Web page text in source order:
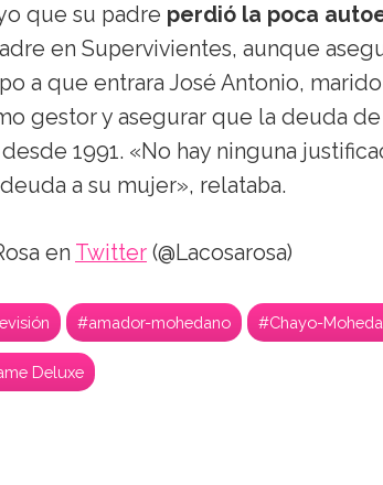
que su padre perdió la poca
en Supervivientes, aunque
a que entrara José Antonio,
gestor y asegurar que la deuda
1991. «No hay ninguna
a su mujer», relataba.
en Twitter (@Lacosarosa)
#amador-mohedano #Chayo-
Deluxe